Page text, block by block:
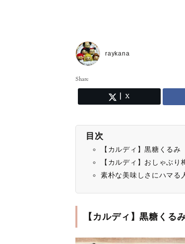
raykana
Share
X
目次
【カルディ】黒糖くるみ
【カルディ】おしゃぶり
素朴な美味しさにハマる
【カルディ】黒糖くる